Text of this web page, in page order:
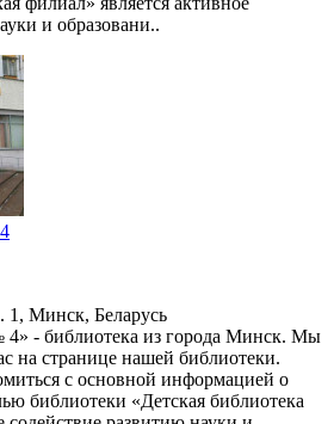
и образовани..
1, Минск, Беларусь
4» - библиотека из города Минск. Мы
на странице нашей библиотеки.
с основной информацией о
библиотеки «Детская библиотека